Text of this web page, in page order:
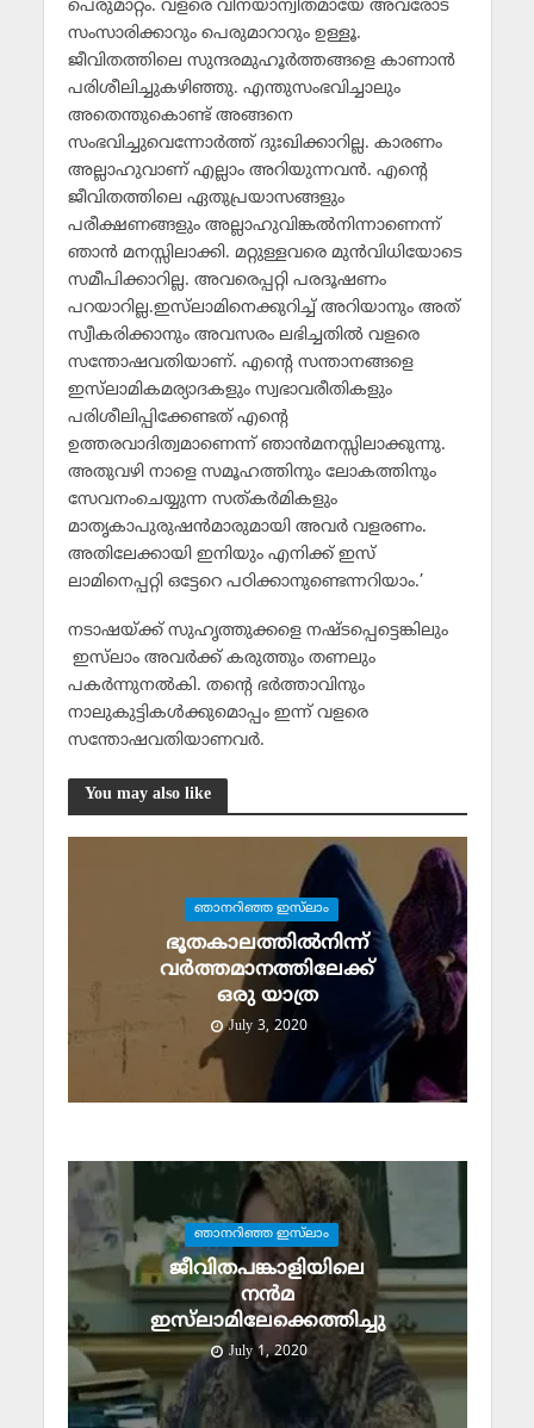
പെരുമാറ്റം. വളരെ വിനയാന്വിതമായേ അവരോട്
സംസാരിക്കാറും പെരുമാറാറും ഉള്ളൂ.
ജീവിതത്തിലെ സുന്ദരമുഹൂര്‍ത്തങ്ങളെ കാണാന്‍
പരിശീലിച്ചുകഴിഞ്ഞു. എന്തുസംഭവിച്ചാലും
അതെന്തുകൊണ്ട് അങ്ങനെ
സംഭവിച്ചുവെന്നോര്‍ത്ത് ദുഃഖിക്കാറില്ല. കാരണം
അല്ലാഹുവാണ് എല്ലാം അറിയുന്നവന്‍. എന്റെ
ജീവിതത്തിലെ ഏതുപ്രയാസങ്ങളും
പരീക്ഷണങ്ങളും അല്ലാഹുവിങ്കല്‍നിന്നാണെന്ന്
ഞാന്‍ മനസ്സിലാക്കി. മറ്റുള്ളവരെ മുന്‍വിധിയോടെ
സമീപിക്കാറില്ല. അവരെപ്പറ്റി പരദൂഷണം
പറയാറില്ല.ഇസ്‌ലാമിനെക്കുറിച്ച് അറിയാനും അത്
സ്വീകരിക്കാനും അവസരം ലഭിച്ചതില്‍ വളരെ
സന്തോഷവതിയാണ്. എന്റെ സന്താനങ്ങളെ
ഇസ്‌ലാമികമര്യാദകളും സ്വഭാവരീതികളും
പരിശീലിപ്പിക്കേണ്ടത് എന്റെ
ഉത്തരവാദിത്വമാണെന്ന് ഞാന്‍മനസ്സിലാക്കുന്നു.
അതുവഴി നാളെ സമൂഹത്തിനും ലോകത്തിനും
സേവനംചെയ്യുന്ന സത്കര്‍മികളും
മാതൃകാപുരുഷന്‍മാരുമായി അവര്‍ വളരണം.
അതിലേക്കായി ഇനിയും എനിക്ക് ഇസ്
ലാമിനെപ്പറ്റി ഒട്ടേറെ പഠിക്കാനുണ്ടെന്നറിയാം.’
നടാഷയ്ക്ക് സുഹൃത്തുക്കളെ നഷ്ടപ്പെട്ടെങ്കിലും
ഇസ്‌ലാം അവര്‍ക്ക് കരുത്തും തണലും
പകര്‍ന്നുനല്‍കി. തന്റെ ഭര്‍ത്താവിനും
നാലുകുട്ടികള്‍ക്കുമൊപ്പം ഇന്ന് വളരെ
സന്തോഷവതിയാണവര്‍.
You may also like
ഞാനറിഞ്ഞ ഇസ്‌ലാം
ഭൂതകാലത്തില്‍നിന്ന്
വര്‍ത്തമാനത്തിലേക്ക്
ഒരു യാത്ര
July 3, 2020
ഞാനറിഞ്ഞ ഇസ്‌ലാം
ജീവിതപങ്കാളിയിലെ
നന്‍മ
ഇസ്‌ലാമിലേക്കെത്തിച്ചു
July 1, 2020